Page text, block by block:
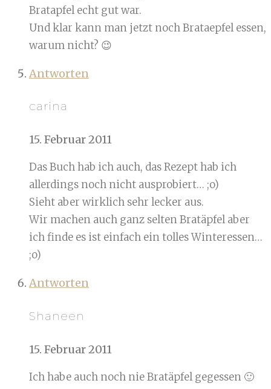
Bratapfel echt gut war.
Und klar kann man jetzt noch Brataepfel essen,
warum nicht? 😉
Antworten
carina
15. Februar 2011
Das Buch hab ich auch, das Rezept hab ich
allerdings noch nicht ausprobiert… ;o)
Sieht aber wirklich sehr lecker aus.
Wir machen auch ganz selten Bratäpfel aber
ich finde es ist einfach ein tolles Winteressen…
;o)
Antworten
Shaneen
15. Februar 2011
Ich habe auch noch nie Bratäpfel gegessen 🙂